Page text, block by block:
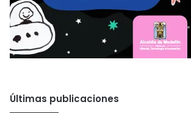
Últimas publicaciones